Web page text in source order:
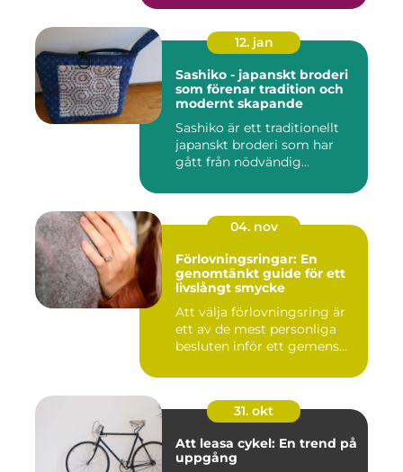
12. jan
Sashiko - japanskt broderi
som förenar tradition och
modernt skapande
Sashiko är ett traditionellt
japanskt broderi som har
gått från nödvändig...
04. nov
Förlovningsringar: En
genomtänkt guide för ett
livslångt smycke
Att välja förlovningsring är
ett av de mest personliga
besluten inför ett gemens...
31. okt
Att leasa cykel: En trend på
uppgång